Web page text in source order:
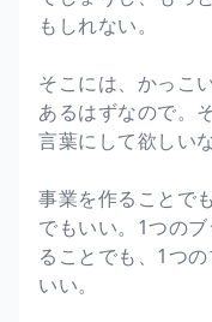
もしれない。
そこには、かっこ
あるはずなので。
言葉にして欲しい
事業を作ることで
でもいい。1つの
ることでも、1つ
いい。